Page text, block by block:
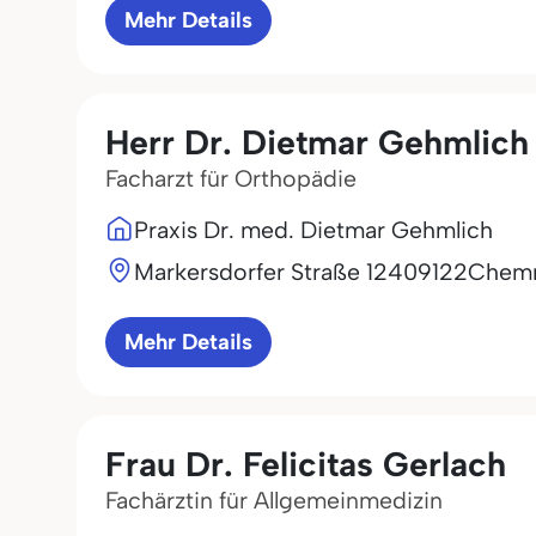
Mehr Details
Herr Dr. Dietmar Gehmlich
Facharzt für Orthopädie
Praxis Dr. med. Dietmar Gehmlich
Markersdorfer Straße 12409122
Mehr Details
Frau Dr. Felicitas Gerlach
Fachärztin für Allgemeinmedizin